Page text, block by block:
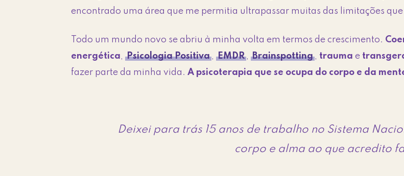
encontrado uma área que me permitia ultrapassar muitas das limitações
Todo um mundo novo se abriu à minha volta em termos de crescimento.
energética,Psicologia Positiva ,EMDR ,Brainspotting , trauma e
fazer parte da minha vida.A psicoterapia que se ocupa do corpo e da
Deixei para trás 15 anos de trabalho no Sistema
corpo e alma ao que acredito